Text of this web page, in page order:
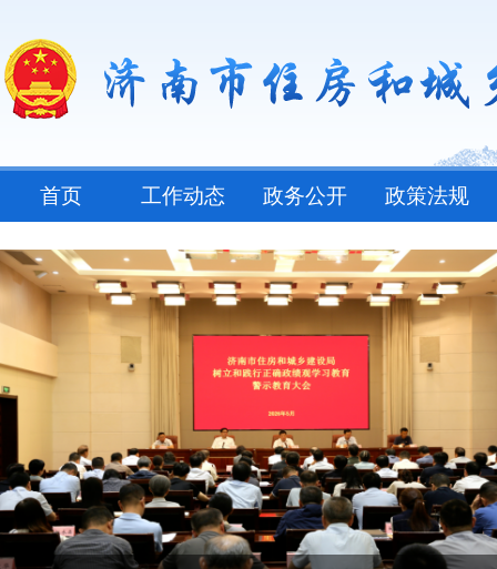
首页 工作动态 政务公开 政策法规